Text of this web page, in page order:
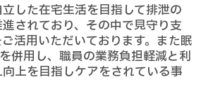
した在宅生活を目指して排泄の
されており、その中で見守り支
活用いただいております。また眠
併用し、職員の業務負担軽減と利
上を目指しケアをされている事